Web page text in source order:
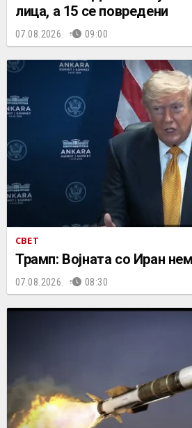
лица, а 15 се повредени
07.08.2026. 09:00
СВЕТ
Трамп: Војната со Иран
07.08.2026. 08:30